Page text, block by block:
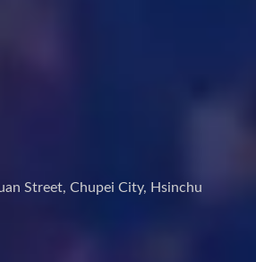
Street, Chupei City, Hsinchu